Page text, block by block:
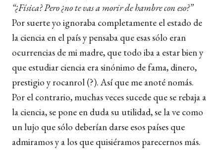
“¿Física? Pero ¿no te vas a morir de hambre con eso?”
Por suerte yo ignoraba completamente el estado de
la ciencia en el país y pensaba que esas sólo eran
ocurrencias de mi madre, que todo iba a estar bien y
que estudiar ciencia era sinónimo de fama, dinero,
prestigio y rocanrol (?). Así que me anoté nomás.
Por el contrario, muchas veces sucede que se rebaja a
la ciencia, se pone en duda su utilidad, se la ve como
un lujo que sólo deberían darse esos países que
admiramos y a los que quisiéramos parecernos más.